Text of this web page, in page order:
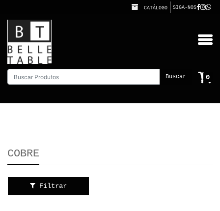
CATÁLOGO SIGA-NOS
Buscar 0
COBRE
Filtrar